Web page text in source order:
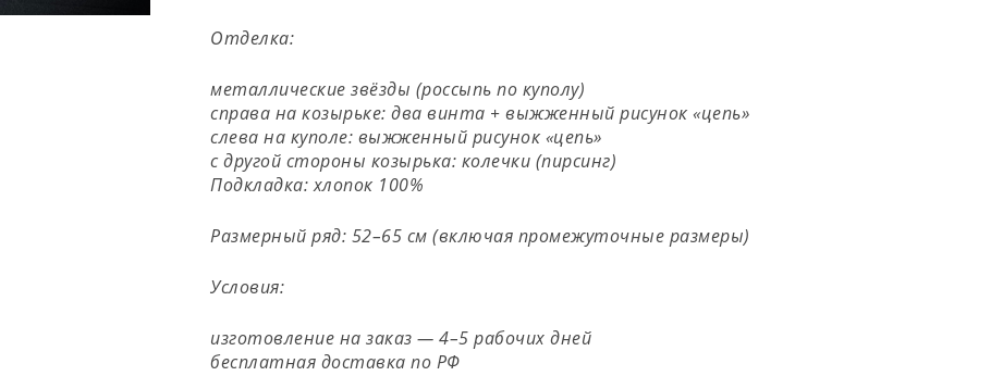
Отделка:
металлические звёзды (россыпь по куполу)
справа на козырьке: два винта + выжженный рисунок «цепь»
слева на куполе: выжженный рисунок «цепь»
с другой стороны козырька: колечки (пирсинг)
Подкладка: хлопок 100%
Размерный ряд: 52–65 см (включая промежуточные размеры)
Условия:
изготовление на заказ — 4–5 рабочих дней
бесплатная доставка по РФ